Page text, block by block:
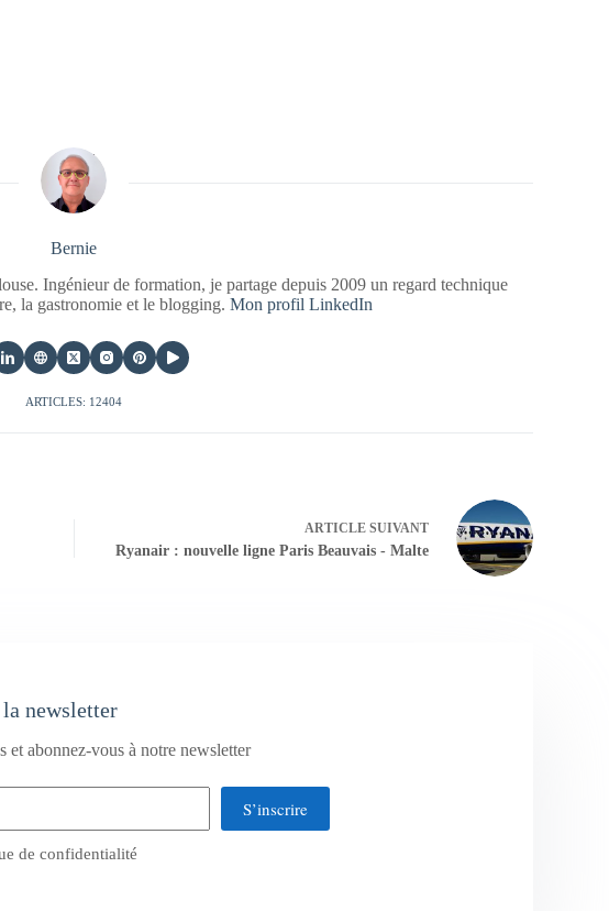
Bernie
Ingénieur de formation, je partage depuis 2009 un regard technique
la gastronomie et le blogging.Mon profil LinkedIn
ARTICLES: 12404
ARTICLESUIVANT
Ryanair : nouvelle ligne Paris Beauvais - Malte
newsletter
et abonnez-vous à notre newsletter
S’inscrire
de confidentialité